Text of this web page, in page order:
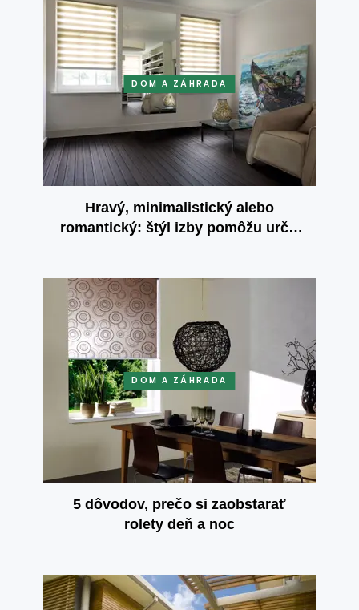
DOM A ZÁHRADA
Hravý, minimalistický alebo
romantický: štýl izby pomôžu určiť
DOM A ZÁHRADA
5 dôvodov, prečo si zaobstarať
rolety deň a noc